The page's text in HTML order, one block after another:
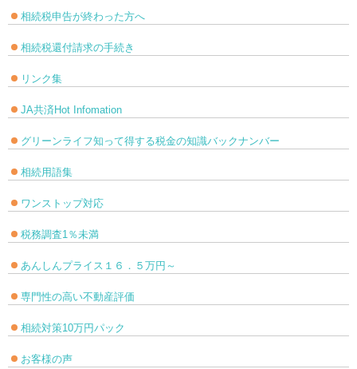
相続税申告が終わった方へ
相続税還付請求の手続き
リンク集
JA共済Hot Infomation
グリーンライフ知って得する税金の知識バックナンバー
相続用語集
ワンストップ対応
税務調査1％未満
あんしんプライス１６．５万円～
専門性の高い不動産評価
相続対策10万円パック
お客様の声